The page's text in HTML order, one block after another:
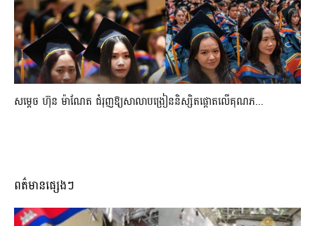
សម្តេច ហ៊ុន ម៉ាណែត ជំរុញឱ្យសាលាបង្រៀននិស្សិតផ្តោតលើគុណភ...
ពត៌មានផ្សេងៗ